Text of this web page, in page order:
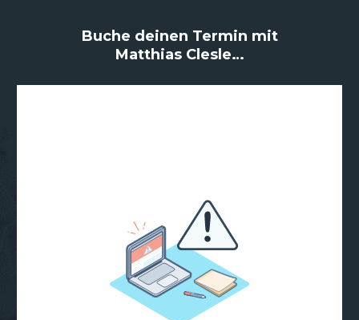
Buche deinen Termin mit
Matthias Clesle…